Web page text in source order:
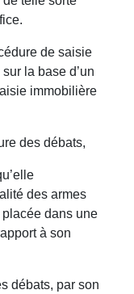
de saisie
la base d’un
immobilière
des débats,
des armes
placée dans une
à son
débats, par son